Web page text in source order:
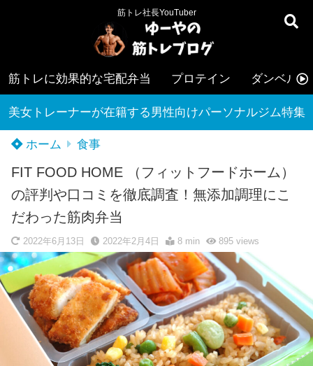
筋トレ社長YouTuber
筋トレに効果的な宅配弁当 プロテイン ダンベル
美女トレーナーが在籍する男性向けパーソナルジム特集
ホーム 食事
FIT FOOD HOME （フィットフードホーム）
の評判や口コミを徹底調査！無添加調理にこ
だわった筋肉弁当
2022年6月13日 2022年2月4日 8 min 895views